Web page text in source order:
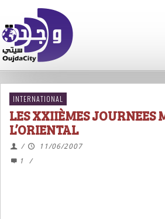
INTERNATIONAL
LES XXIIÈMES JOURNEES
L’ORIENTAL
/
11/06/2007
1
/